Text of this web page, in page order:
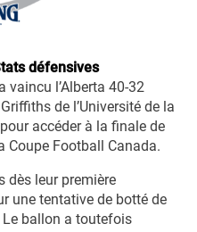
défensives
vaincu l’Alberta 40-32
de l’Université de la
accéder à la finale de
Coupe Football Canada.
dès leur première
une tentative de botté de
ballon a toutefois